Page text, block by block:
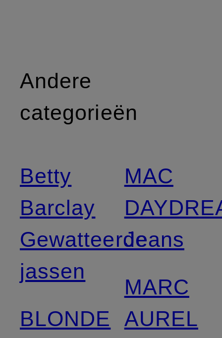
Andere
categorieën
Betty
Barclay
Gewatteerde
jassen
BLONDE
MAC
Jeans
MARC
AUREL